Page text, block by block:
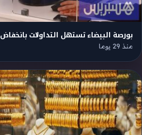
بورصة البيضاء تستهل التداولات بانخفاض
منذ 29 يوما